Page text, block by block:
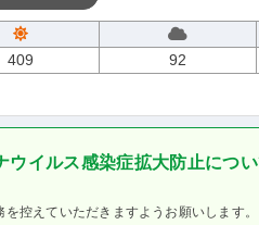
409 92
ウイルス感染症拡大防止につ
控えていただきますようお願いします。